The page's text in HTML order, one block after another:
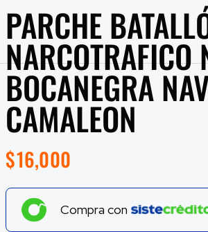
PARCHE
BOCANEGRA
CAMALEON
$16,000
Compra con